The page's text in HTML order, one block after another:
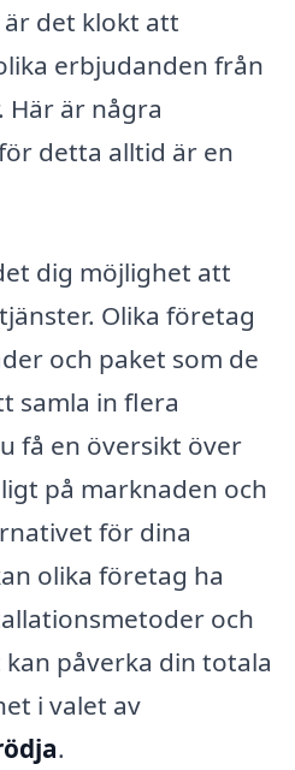
det klokt att
erbjudanden från
Här är några
detta alltid är en
dig möjlighet att
Olika företag
och paket som de
samla in flera
få en översikt över
på marknaden och
för dina
olika företag ha
och
påverka din totala
i valet av
.